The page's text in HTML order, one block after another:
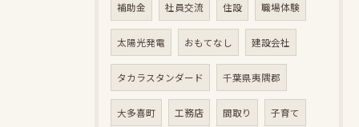
補助金 社員交流 住設 職場体験
太陽光発電 おもてなし 建設会社
タカラスタンダード 千葉県夷隅郡
大多喜町 工務店 間取り 子育て